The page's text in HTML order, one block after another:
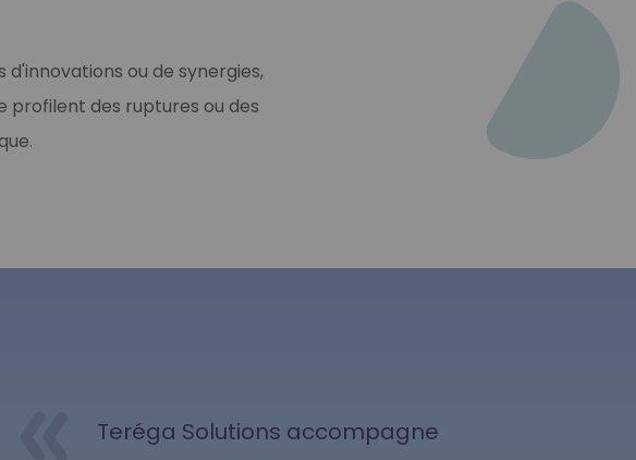
ou de synergies,
profilent des ruptures ou des
Teréga Solutions accompagne